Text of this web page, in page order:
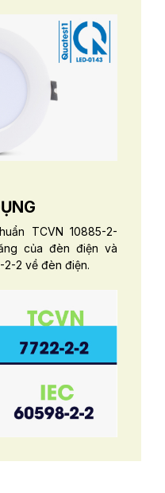
TCVN 10885-2-
của đèn điện và
2 về đèn điện.